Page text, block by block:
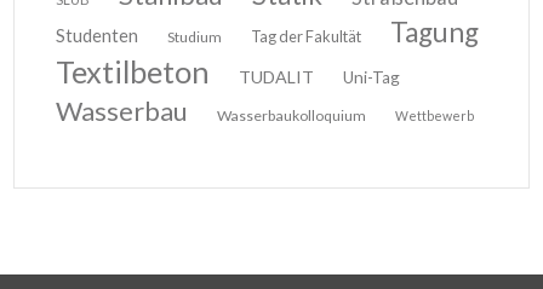
Studenten Studium Tag der Fakultät Tagung
Textilbeton TUDALIT Uni-Tag
Wasserbau Wasserbaukolloquium Wettbewerb